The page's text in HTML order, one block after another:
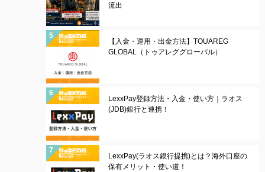
流出
【入金・運用・出金方法】TOUAREG
GLOBAL（トゥアレググローバル）
LexxPay登録方法・入金・使い方｜ラオス
(JDB)銀行と連携！
LexxPay(ラオス銀行提携)とは？海外口座の
保有メリット・使い道！